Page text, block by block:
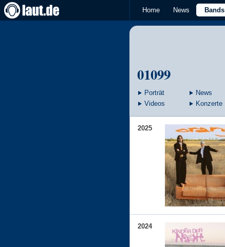
Home News Bands
01099
Porträt News
Videos
Konzerte
2025
2024